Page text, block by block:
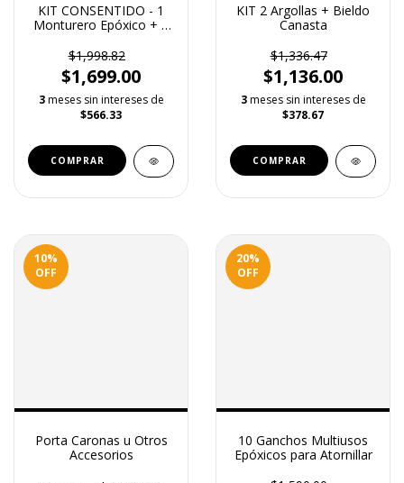
KIT CONSENTIDO - 1
Monturero Epóxico + 1
Bieldo Normal
$1,998.82
$1,699.00
3 meses sin intereses de
$566.33
KIT 2 Argollas + Bieldo
Canasta
$1,336.47
$1,136.00
3 meses sin intereses de
$378.67
10%
OFF
Porta Caronas u Otros
Accesorios
20%
OFF
10 Ganchos Multiusos
Epóxicos para Atornillar